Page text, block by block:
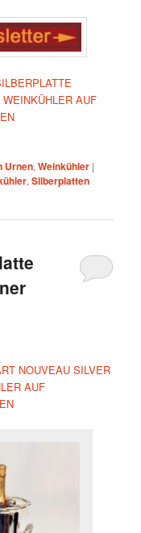
AUF
Urnen,Weinkühler |
,Silberplatten
NOUVEAU SILVER
AUF